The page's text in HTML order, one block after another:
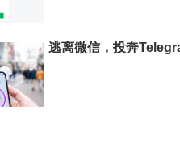
逃离微信，投奔